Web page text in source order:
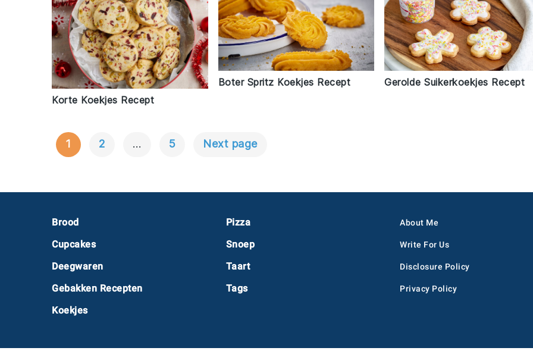
Korte Koekjes Recept
Boter Spritz Koekjes Recept Gerolde Suikerkoekjes Recept
Berichtnavigatie
1 2 … 5 Next page
Brood
Cupcakes
Deegwaren
Gebakken Recepten
Koekjes
Pizza
Snoep
Taart
Tags
About Me
Write For Us
Disclosure Policy
Privacy Policy